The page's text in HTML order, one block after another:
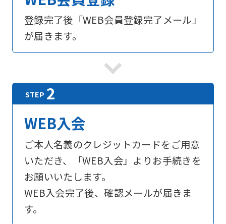
登録完了後「WEB会員登録完了メール」
が届きます。
WEB入会
ご本人名義のクレジットカードをご用意
いただき、「WEB入会」よりお手続きを
お願いいたします。
WEB入会完了後、確認メールが届きま
す。
For
foreigners
official
website
automatically